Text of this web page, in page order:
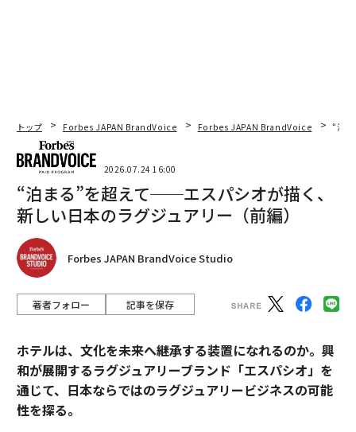
トップ Forbes JAPAN BrandVoice Forbes JAPAN BrandVoice “泊
2026.07.24 16:00
“泊まる”を超えて──エスパシオが描く、
新しい日本のラグジュアリー（前編）
Forbes JAPAN BrandVoice Studio
著者フォロー 記事を保存
ホテルは、文化を未来へ継承する装置になれるのか。興
和が展開するラグジュアリーブランド「エスパシオ」を
通じて、日本ならではのラグジュアリービジネスの可能
性を探る。